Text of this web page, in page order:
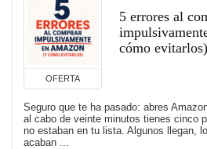
OFERTA
5 errores al
cómo evitarlos)
Seguro que te ha pasado: abres
al cabo de veinte minutos tienes cinco
no estaban en tu lista. Algunos llegan,
acaban ...